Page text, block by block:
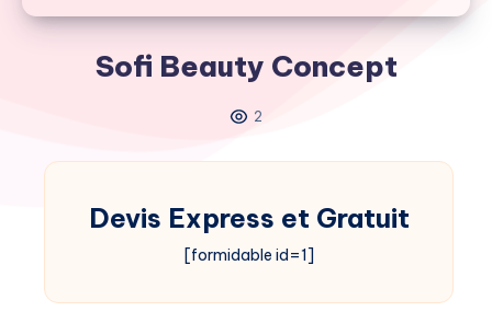
Sofi Beauty Concept
2
Devis Express et Gratuit
[formidable id=1]